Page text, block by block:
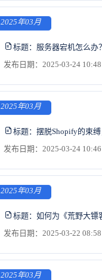
2025年03月
标题： 服务器宕机怎么办
发布日期：2025-03-24 10:48
2025年03月
标题： 摆脱Shopify的束
发布日期：2025-03-24 10:46
2025年03月
标题： 如何为《荒野大镖
发布日期：2025-03-22 08:58
2025年03月